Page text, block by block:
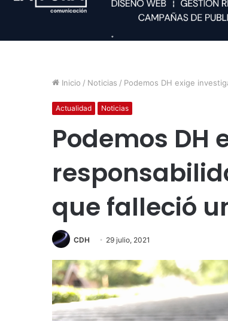
Inicio / Noticias / Podemos DH exige
Actualidad Noticias
Podemos DH
que falleció
CDH 29 julio, 2021